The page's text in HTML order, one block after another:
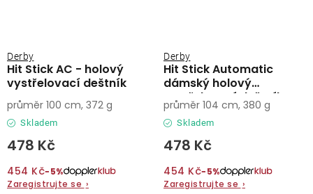
Hit Stick AC - holový
vystřelovací deštník
Derby
Skladem
478 Kč
454 Kč−5%
Zaregistrujte se ›
průměr 100 cm, 372 g
Hit Stick Automatic
dámský holový
vystřelovací deštník
Derby
Skladem
478 Kč
454 Kč−5%
Zaregistrujte se ›
průměr 104 cm, 380 g